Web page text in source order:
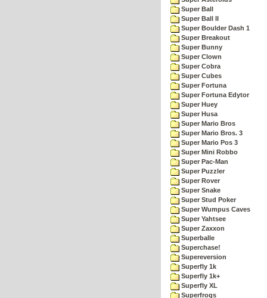
Super Ball
Super Ball II
Super Boulder Dash 1
Super Breakout
Super Bunny
Super Clown
Super Cobra
Super Cubes
Super Fortuna
Super Fortuna Edytor
Super Huey
Super Husa
Super Mario Bros
Super Mario Bros. 3
Super Mario Pos 3
Super Mini Robbo
Super Pac-Man
Super Puzzler
Super Rover
Super Snake
Super Stud Poker
Super Wumpus Caves
Super Yahtsee
Super Zaxxon
Superballe
Superchase!
Supereversion
Superfly 1k
Superfly 1k+
Superfly XL
Superfrogs